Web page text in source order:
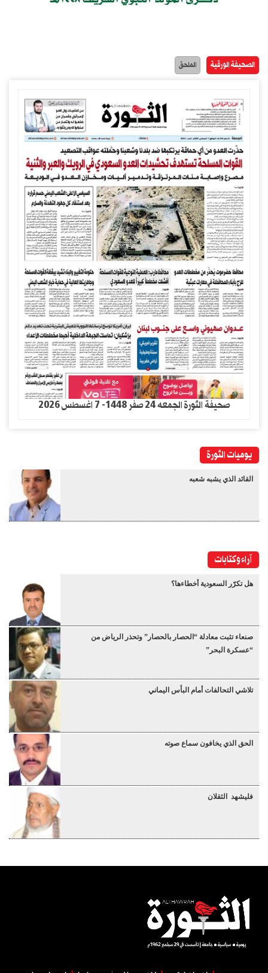
الصحيفة الورقية الملحق
صحيفة الثورة الجمعه 24 صفر 1448- 7 اغسطس 2026
يوميات الثورة
القائد الذي يشبه شعبه
آراء وكتابات
هل تكرّر السعودية أخطاءها؟
صنعاء تثبت معادلة “الحصار بالحصار” وتحذر الرياض من
“عسكرة البحر”
تلاشي التحالفات أمام البأس اليماني
الحق الذي يخافون سماع صوته
فليشهد الثقلان